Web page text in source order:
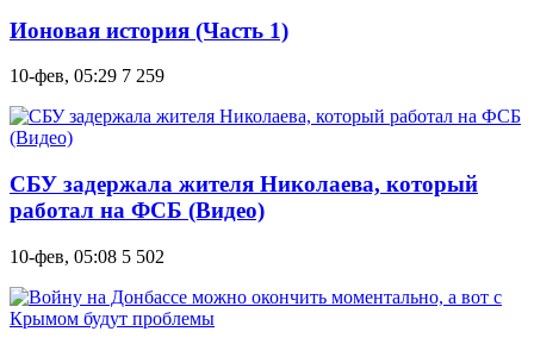
Ионовая история (Часть 1)
10-фев, 05:29 7 259
СБУ задержала жителя Николаева, который
работал на ФСБ (Видео)
10-фев, 05:08 5 502